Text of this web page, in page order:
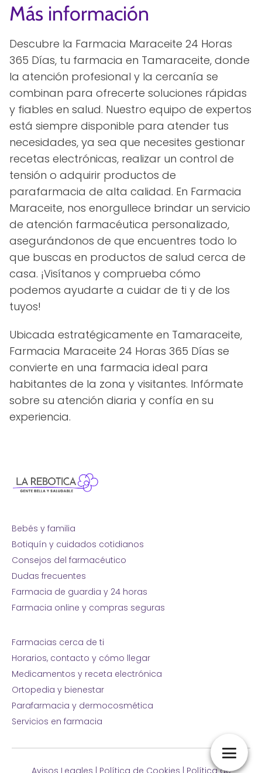
Más información
Descubre la Farmacia Maraceite 24 Horas
365 Días, tu farmacia en Tamaraceite, donde
la atención profesional y la cercanía se
combinan para ofrecerte soluciones rápidas
y fiables en salud. Nuestro equipo de expertos
está siempre disponible para atender tus
necesidades, ya sea que necesites gestionar
recetas electrónicas, realizar un control de
tensión o adquirir productos de
parafarmacia de alta calidad. En Farmacia
Maraceite, nos enorgullece brindar un servicio
de atención farmacéutica personalizado,
asegurándonos de que encuentres todo lo
que buscas en productos de salud cerca de
casa. ¡Visítanos y comprueba cómo
podemos ayudarte a cuidar de ti y de los
tuyos!
Ubicada estratégicamente en Tamaraceite,
Farmacia Maraceite 24 Horas 365 Días se
convierte en una farmacia ideal para
habitantes de la zona y visitantes. Infórmate
sobre su atención diaria y confía en su
experiencia.
Bebés y familia
Botiquín y cuidados cotidianos
Consejos del farmacéutico
Dudas frecuentes
Farmacia de guardia y 24 horas
Farmacia online y compras seguras
Farmacias cerca de ti
Horarios, contacto y cómo llegar
Medicamentos y receta electrónica
Ortopedia y bienestar
Parafarmacia y dermocosmética
Servicios en farmacia
Avisos Legales | Política de Cookies | Política de